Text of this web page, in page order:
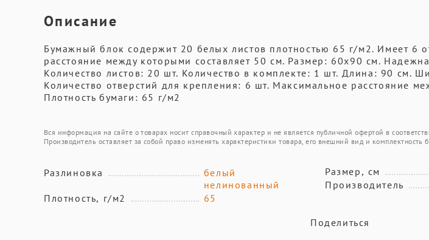
Описание
Бумажный блок содержит 20 белых листов плотностью 65 г/м2. Имеет 6
расстояние между которыми составляет 50 см. Размер: 60x90 см.
Количество листов: 20 шт. Количество в комплекте: 1 шт. Длина: 90 см.
Количество отверстий для крепления: 6 шт. Максимальное расстояние
Плотность бумаги: 65 г/м2
Вся информация на сайте о товарах носит справочный характер и не является публичной офертой в
Производитель оставляет за собой право изменять характеристики товара, его внешний вид и комплектность
Разлиновка
белый
нелинованный
Плотность, г/м2
65
Размер, см
Производитель
Поделиться